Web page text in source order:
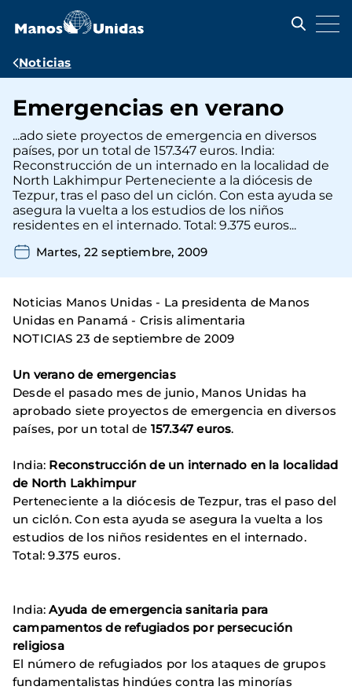
contenido
Ruta
navegación
Noticias
Emergencias en verano
...ado siete proyectos de emergencia en diversos
países, por un total de 157.347 euros. India:
Reconstrucción de un internado en la localidad de
North Lakhimpur Perteneciente a la diócesis de
Tezpur, tras el paso del un ciclón. Con esta ayuda se
asegura la vuelta a los estudios de los niños
residentes en el internado. Total: 9.375 euros...
Martes, 22 septiembre, 2009
Noticias Manos Unidas - La presidenta de Manos
Unidas en Panamá - Crisis alimentaria
NOTICIAS 23 de septiembre de 2009
Un verano de emergencias
Desde el pasado mes de junio, Manos Unidas ha
aprobado siete proyectos de emergencia en diversos
países, por un total de 157.347 euros.
India: Reconstrucción de un internado en la localidad
de North Lakhimpur
Perteneciente a la diócesis de Tezpur, tras el paso del
un ciclón. Con esta ayuda se asegura la vuelta a los
estudios de los niños residentes en el internado.
Total: 9.375 euros.
India:Ayuda de emergencia sanitaria para
campamentos de refugiados por persecución
religiosa
El número de refugiados por los ataques de grupos
fundamentalistas hindúes contra las minorías